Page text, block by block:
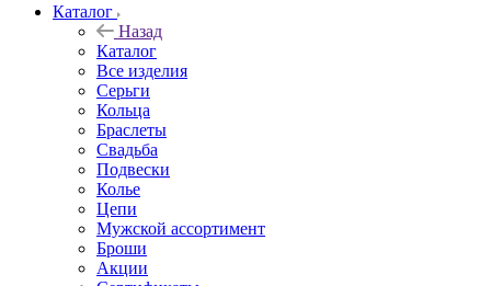
Каталог
Назад
Каталог
Все изделия
Серьги
Кольца
Браслеты
Свадьба
Подвески
Колье
Цепи
Мужской ассортимент
Броши
Акции